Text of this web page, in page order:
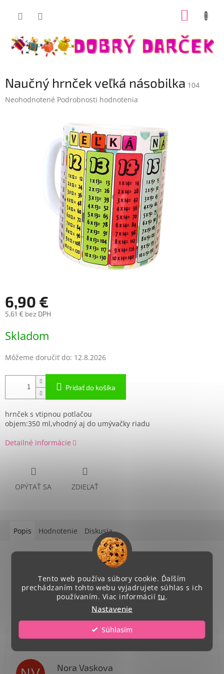
Tento web používa súbory cookie. Ďalším
prechádzaním tohto webu vyjadrujete súhlas s ich
používaním. Viac informácií tu.
Nastavenie
Súhlasím
Naučný hrnček veľká násobilka 104
Priemerné
Neohodnotené Podrobnosti hodnotenia
6,90 €
5,61 € bez DPH
cena:
Skladom
Môžeme doručiť do: 12.8.2026
Pridať do košíka
hrnček s vtipnou potlačou
objem:350 ml,vhodný aj do umývačky riadu
Detailné informácie
OPÝTAŤ SA ZDIEĽAŤ
Popis Hodnotenie Diskusia
Podrobný popis
hrnček s potlačou veľkej násobilky
vhodný aj do umývačky riadu
Nora Vaskova
Dobrý darček